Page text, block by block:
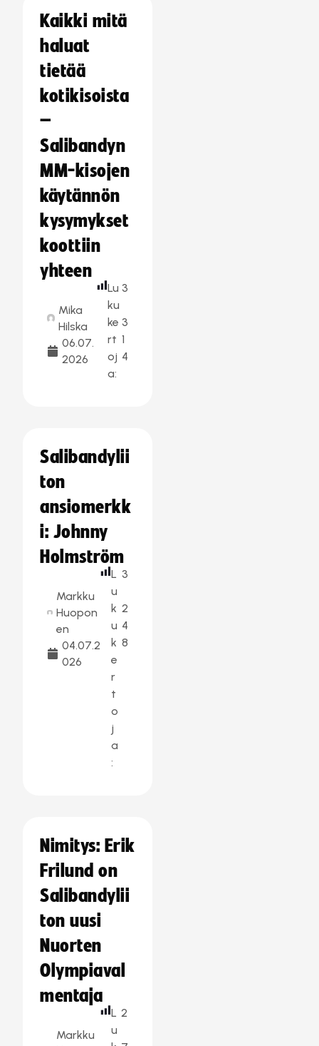
Kaikki mitä
haluat
tietää
kotikisoista
–
Salibandyn
MM-kisojen
käytännön
kysymykset
koottiin
yhteen
Mika
Hilska
06.07.
2026
Lu
ku
ke
rt
oj
a:
3
3
1
4
Salibandylii
ton
ansiomerkk
i: Johnny
Holmström
Markku
Huopon
en
04.07.2
026
L
u
k
u
k
e
r
t
o
j
a
:
3
2
4
8
Nimitys: Erik
Frilund on
Salibandylii
ton uusi
Nuorten
Olympiaval
mentaja
Markku
L
u
2